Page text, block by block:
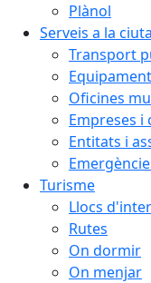
Plànol
Serveis a la
Transport
Oficines
Empreses i
Entitats i
Turisme
Llocs
Rutes
On dormir
On menjar